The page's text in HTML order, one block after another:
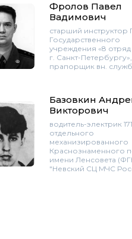
Фролов Павел
Вадимович
старший инструктор
Государственного
учреждения «8
г. Санкт-Петербургу»,
прапорщик вн.
Базовкин
Викторович
водитель-электрик 171
отдельного
механизированного
Краснознаменного
имени Ленсовета
"Невский СЦ МЧС